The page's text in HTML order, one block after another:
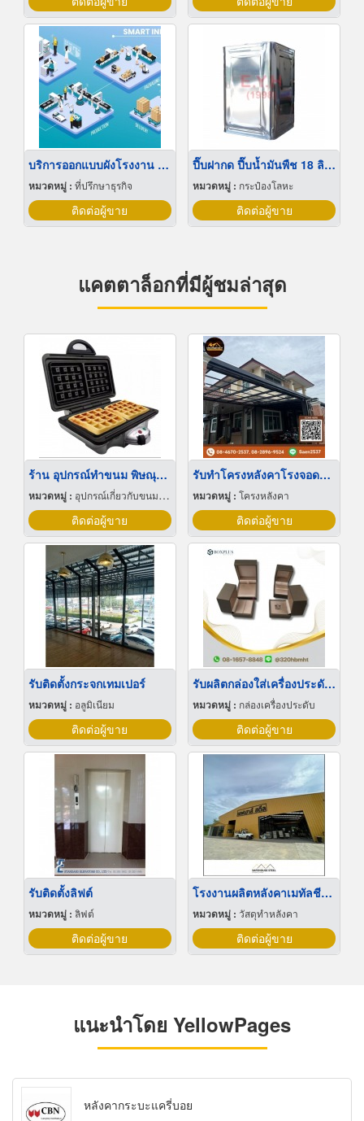
บริการออกแบบผังโรงงาน Lay out
หมวดหมู่ : ที่ปรึกษาธุรกิจ
ติดต่อผู้ขาย
ปี๊บฝากด ปี๊บน้ำมันพืช 18 ลิตร
หมวดหมู่ : กระป๋องโลหะ
ติดต่อผู้ขาย
แคตตาล็อกที่มีผู้ชมล่าสุด
ร้าน อุปกรณ์ทำขนม พิษณุโลก
หมวดหมู่ : อุปกรณ์เกี่ยวกับขนมปัง ขนมอบและเค้ก
ติดต่อผู้ขาย
รับทำโครงหลังคาโรงจอดรถ นนทบุรี
หมวดหมู่ : โครงหลังคา
ติดต่อผู้ขาย
รับติดตั้งกระจกเทมเปอร์
หมวดหมู่ : อลูมิเนียม
ติดต่อผู้ขาย
รับผลิตกล่องใส่เครื่องประดับ ตามสั่ง
หมวดหมู่ : กล่องเครื่องประดับ
ติดต่อผู้ขาย
รับติดตั้งลิฟต์
หมวดหมู่ : ลิฟต์
ติดต่อผู้ขาย
โรงงานผลิตหลังคาเมทัลชีท นครปฐม
หมวดหมู่ : วัสดุทำหลังคา
ติดต่อผู้ขาย
แนะนำโดย YellowPages
หลังคากระบะแครี่บอย